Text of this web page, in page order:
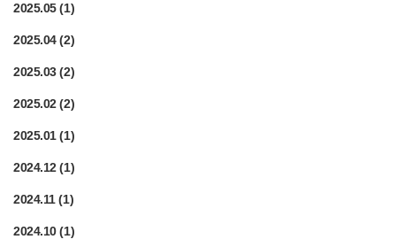
2025.05(1)
2025.04(2)
2025.03(2)
2025.02(2)
2025.01(1)
2024.12(1)
2024.11(1)
2024.10(1)